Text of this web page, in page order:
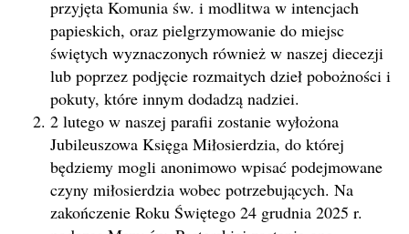
przyjęta Komunia św. i modlitwa w intencjach
papieskich, oraz pielgrzymowanie do miejsc
świętych wyznaczonych również w naszej diecezji
lub poprzez podjęcie rozmaitych dzieł pobożności i
pokuty, które innym dodadzą nadziei.
2 lutego w naszej parafii zostanie wyłożona
Jubileuszowa Księga Miłosierdzia, do której
będziemy mogli anonimowo wpisać podejmowane
czyny miłosierdzia wobec potrzebujących. Na
zakończenie Roku Świętego 24 grudnia 2025 r.